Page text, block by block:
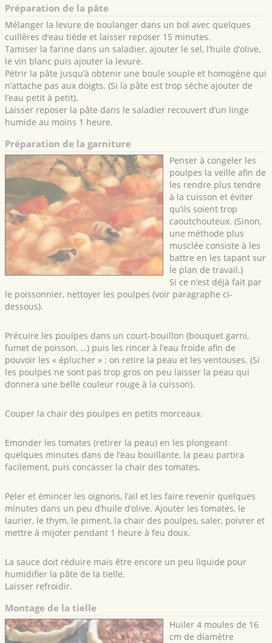
Préparation de la pâte
Mélanger la levure de boulanger dans un bol avec quelques
cuillères d’eau tiède et laisser reposer 15 minutes.
Tamiser la farine dans un saladier, ajouter le sel, l’huile d’olive,
le vin blanc puis ajouter la levure.
Pétrir la pâte jusqu’à obtenir une boule souple et homogène qui
n’attache pas aux doigts. (Si la pâte est trop sèche ajouter de
l’eau petit à petit).
Laisser reposer la pâte dans le saladier recouvert d’un linge
humide au moins 1 heure.
Préparation de la garniture
Penser à congeler les
poulpes la veille afin de
les rendre plus tendre
à la cuisson et éviter
qu’ils soient trop
caoutchouteux. (Sinon,
une méthode plus
musclée consiste à les
battre en les tapant sur
le plan de travail.)
Si ce n’est déjà fait par
le poissonnier, nettoyer les poulpes (voir paragraphe ci-
dessous).
Précuire les poulpes dans un court-bouillon (bouquet garni,
fumet de poisson, …) puis les rincer à l’eau froide afin de
pouvoir les « éplucher » : on retire la peau et les ventouses. (Si
les poulpes ne sont pas trop gros on peu laisser la peau qui
donnera une belle couleur rouge à la cuisson).
Couper la chair des poulpes en petits morceaux.
Emonder les tomates (retirer la peau) en les plongeant
quelques minutes dans de l’eau bouillante, la peau partira
facilement, puis concasser la chair des tomates.
Peler et émincer les oignons, l’ail et les faire revenir quelques
minutes dans un peu d’huile d’olive. Ajouter les tomates, le
laurier, le thym, le piment, la chair des poulpes, saler, poivrer et
mettre à mijoter pendant 1 heure à feu doux.
La sauce doit réduire mais être encore un peu liquide pour
humidifier la pâte de la tielle.
Laisser refroidir.
Montage de la tielle
Huiler 4 moules de 16
cm de diamètre